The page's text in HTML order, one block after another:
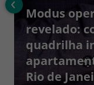
Modus
revelado:
quadrilha
Rio de